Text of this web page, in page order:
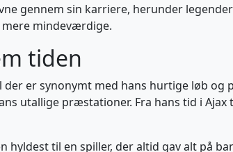
gennem sin karriere, herunder
mindeværdige.
tiden
er synonymt med hans hurtige løb
utallige præstationer. Fra hans tid i
hyldest til en spiller, der altid gav alt på